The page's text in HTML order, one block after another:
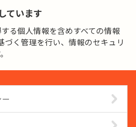
ています
る個人情報を含めすべての情報
づく管理を行い、情報のセキュリ